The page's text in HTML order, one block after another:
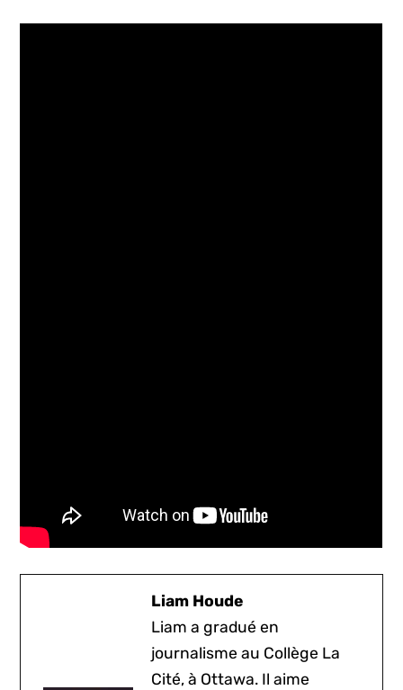
Liam Houde
Liam a gradué en
journalisme au Collège La
Cité, à Ottawa. Il aime